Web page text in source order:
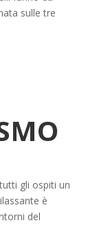
sulle tre
gli ospiti un
è
del